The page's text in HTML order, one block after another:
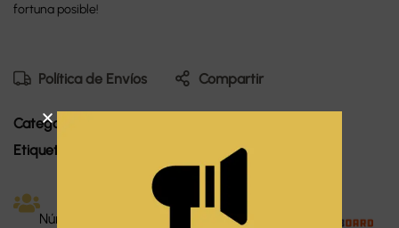
fortuna posible!
Política de Envíos Compartir
Categorías:
Etiquetas:
Puzzle,
Númer